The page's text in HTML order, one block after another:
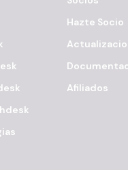
Hazte Socio
Afiliados